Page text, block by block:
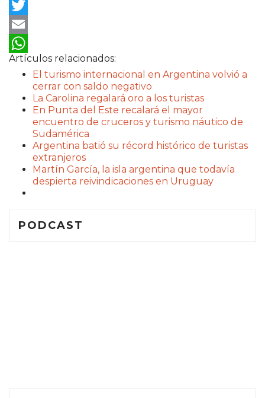
Facebook
Twitter
Email
WhatsApp
Artículos relacionados:
El turismo internacional en Argentina volvió a
cerrar con saldo negativo
La Carolina regalará oro a los turistas
En Punta del Este recalará el mayor
encuentro de cruceros y turismo náutico de
Sudamérica
Argentina batió su récord histórico de turistas
extranjeros
Martín García, la isla argentina que todavía
despierta reivindicaciones en Uruguay
PODCAST